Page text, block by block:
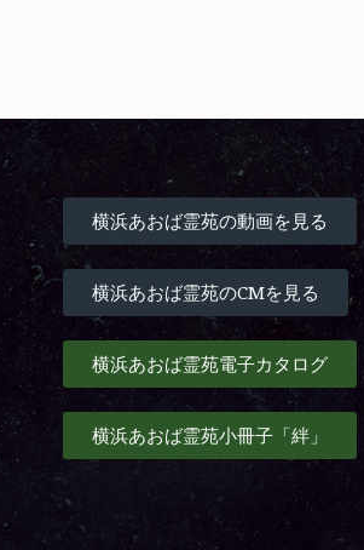
横浜あおば霊苑の動画を見る
横浜あおば霊苑のCMを見る
横浜あおば霊苑電子カタログ
横浜あおば霊苑小冊子「絆」